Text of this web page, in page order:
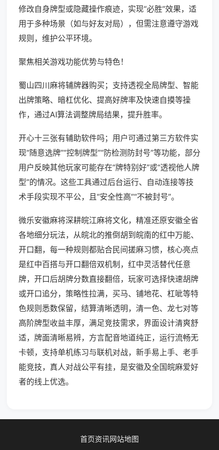
修改自身牌型或隐藏操作痕迹，实现“必胜”效果，适
用于多种场景（如与好友对局），但需注意遵守游戏
规则，维护公平环境。
聚焦相关游戏功能优势与特色！
蜀山四川麻将辅牌器购买；支持透视全局牌型、智能
出牌策略、暗杠优化、提高好牌率及快速自摸等操
作，通过AI算法调整牌局结果，提升胜率。
开心十三张有辅助软件吗；用户可通过第三方软件实
现“随意选牌”“控制牌型”“防检测防封号”等功能，部分
用户反映其他玩家可能存在“牌特别好”或“透视他人牌
型”的情况。这些工具通过后台运行、自动连接等技
术手段实现不平公，且“安全性高”“不被封号”。
微乐安徽麻将深耕皖江麻将文化，精准还原安徽全省
各地细分玩法，从皖北的推倒胡到皖南的红中万能、
开口翻，每一种规则都贴合民间搓麻习惯，核心亮点
是红中百搭与开口翻倍双机制，红中灵活替代任意
牌，开口后胡牌分数直接翻倍，玩家可选择快速胡牌
或开口追分，策略性拉满，买马、铺地花、杠呲等特
色规则悉数保留，结算清晰透明，清一色、龙七对等
高阶牌型收益丰厚，满足竞技需求，界面设计清爽舒
适，牌面清晰易辨，方言配音地道纯正，运行流畅无
卡顿，支持单机练习与联机对战，新手易上手、老手
能竞技，真人对战公平有挂，是安徽及全国皖麻爱好
者的线上优选。
首页资讯网站地图